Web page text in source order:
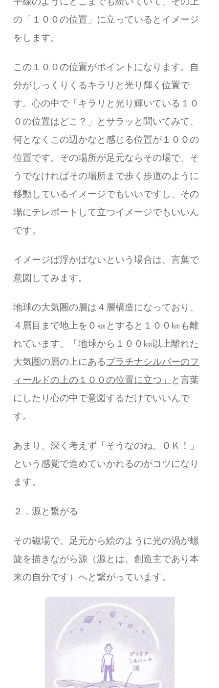
の「１００の位置」に立っているとイメージ
をします。
この１００の位置がポイントになります。自
分がしっくりくるキラリと光り輝く位置で
す。心の中で「キラリと光り輝いている１０
０の位置はどこ？」とサラッと聞いてみて、
何となくこの辺かなと感じる位置が１００の
位置です。その場所が足元ならその場で、そ
うでなければその場所まで歩く歩道のように
移動しているイメージでもいいですし、その
場にテレポートして立つイメージでもいいん
です。
イメージば浮かばないという場合は、言葉で
意図してみます。
地球の大気圏の層は４層構造になっており、
４層目まで地上を０㎞とすると１００㎞も離
れています。「地球から１００㎞以上離れた
大気圏の層の上にあるプラチナシルバーのフ
ィールドの上の１００の位置に立つ」
と言葉
にしたり心の中で意図するだけでいいんで
す。
あまり、深く考えず「そうなのね。ＯＫ！」
という感覚で進めていかれるのがコツになり
ます。
２．源と繋がる
その磁場で、足元から絵のように光の渦が螺
旋を描きながら源（源とは、創造主であり本
来の自分です）へと繋がっています。